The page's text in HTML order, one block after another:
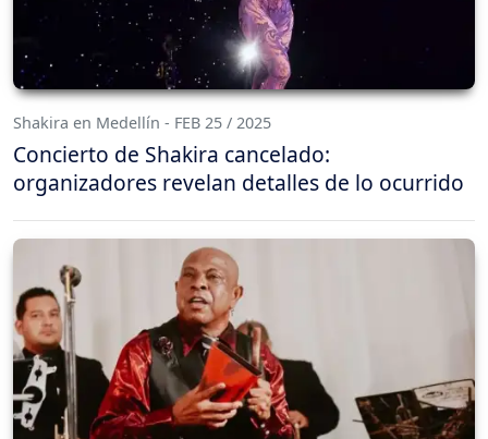
Shakira en Medellín - FEB 25 / 2025
Concierto de Shakira cancelado:
organizadores revelan detalles de lo ocurrido